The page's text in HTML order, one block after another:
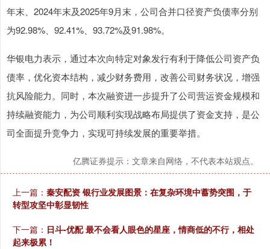
年末、2024年末及2025年9月末，公司合并口径资产负债率分别
为92.98%、92.41%、93.72%及91.98%。
华银电力表示，通过本次向特定对象发行有利于降低公司资产负
债率，优化资本结构，减少财务费用，改善公司财务状况，增强
抗风险能力。同时，本次融资进一步提升了公司营运资金规模和
持续融资能力，为公司顺利实现战略布局提供了资金支持，是公
司全面提升竞争力，实现可持续发展的重要举措。
亿腾证券提示：文章来自网络，不代表本站观点。
上一篇： 秦安配资 银行业发展图景：在复杂环境中蓄势突围，于
转型攻坚中彰显韧性
下一篇： 日斗-优配 最不会看人眼色的星座，情商低的不行，相处
起来极累！